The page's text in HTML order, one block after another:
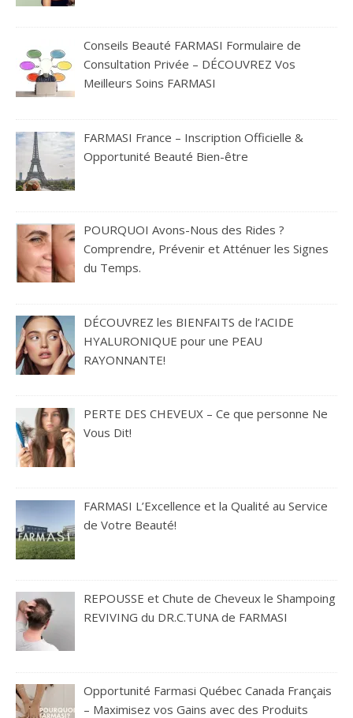
Conseils Beauté FARMASI Formulaire de
Consultation Privée – DÉCOUVREZ Vos
Meilleurs Soins FARMASI
FARMASI France – Inscription Officielle &
Opportunité Beauté Bien-être
POURQUOI Avons-Nous des Rides ?
Comprendre, Prévenir et Atténuer les Signes
du Temps.
DÉCOUVREZ les BIENFAITS de l’ACIDE
HYALURONIQUE pour une PEAU
RAYONNANTE!
PERTE DES CHEVEUX – Ce que personne Ne
Vous Dit!
FARMASI L’Excellence et la Qualité au Service
de Votre Beauté!
REPOUSSE et Chute de Cheveux le Shampoing
REVIVING du DR.C.TUNA de FARMASI
Opportunité Farmasi Québec Canada Français
– Maximisez vos Gains avec des Produits